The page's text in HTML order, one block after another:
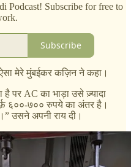
Podcast! Subscribe for free to
Subscribe
ऐसा मेरे मुंबईकर कज़िन ने कहा।
पर AC का भाड़ा उसे ज़्यादा
६००-७०० रुपये का अंतर है।
उसने अपनी राय दी।